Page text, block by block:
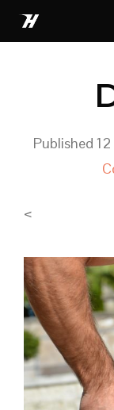
Published
<